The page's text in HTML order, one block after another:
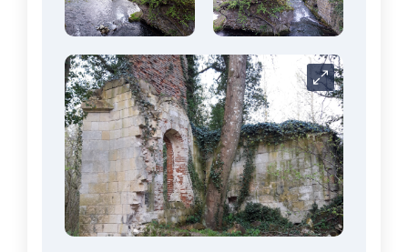
Carrousel